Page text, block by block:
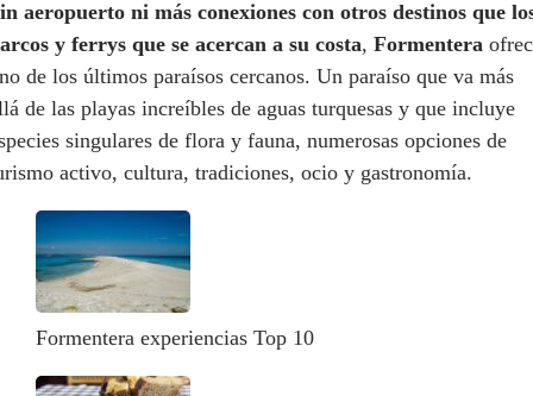
aeropuerto ni más conexiones con otros destinos que
y ferrys que se acercan a su costa, Formentera
de los últimos paraísos cercanos. Un paraíso que va más
de las playas increíbles de aguas turquesas y que incluye
singulares de flora y fauna, numerosas opciones de
activo, cultura, tradiciones, ocio y gastronomía.
Formentera experiencias Top 10